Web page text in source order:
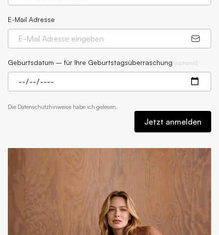
E-Mail Adresse
Geburtsdatum – für Ihre Geburtstagsüberraschung (optional)
Die Datenschutzhinweise habe ich gelesen.
Jetzt anmelden